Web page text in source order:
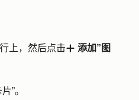
上，然后点击add 添加”图
片”。